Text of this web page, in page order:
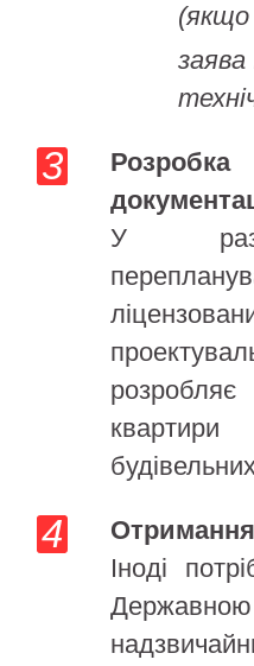
(якщо
заява
У
Іноді